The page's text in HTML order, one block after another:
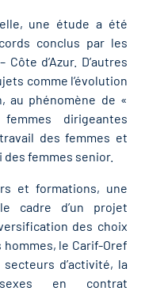
une étude a été
conclus par les
d’Azur. D’autres
comme l’évolution
au phénomène de «
dirigeantes
des femmes et
des femmes senior.
et formations, une
cadre d’un projet
des choix
le Carif-Oref
d’activité, la
en contrat